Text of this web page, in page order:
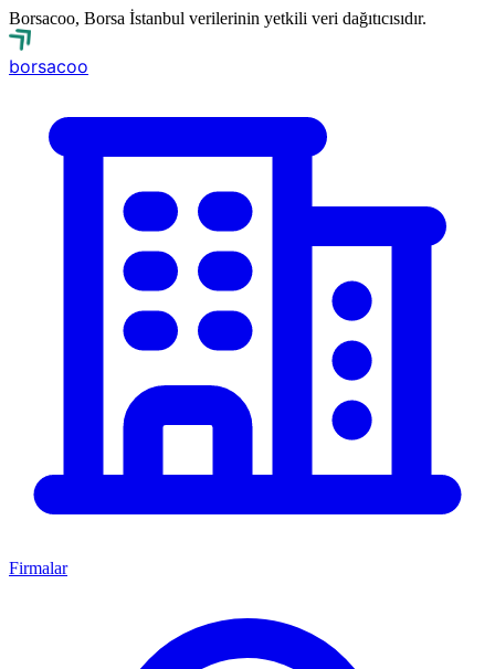
Borsacoo, Borsa İstanbul verilerinin yetkili veri dağıtıcısıdır.
borsacoo
Firmalar